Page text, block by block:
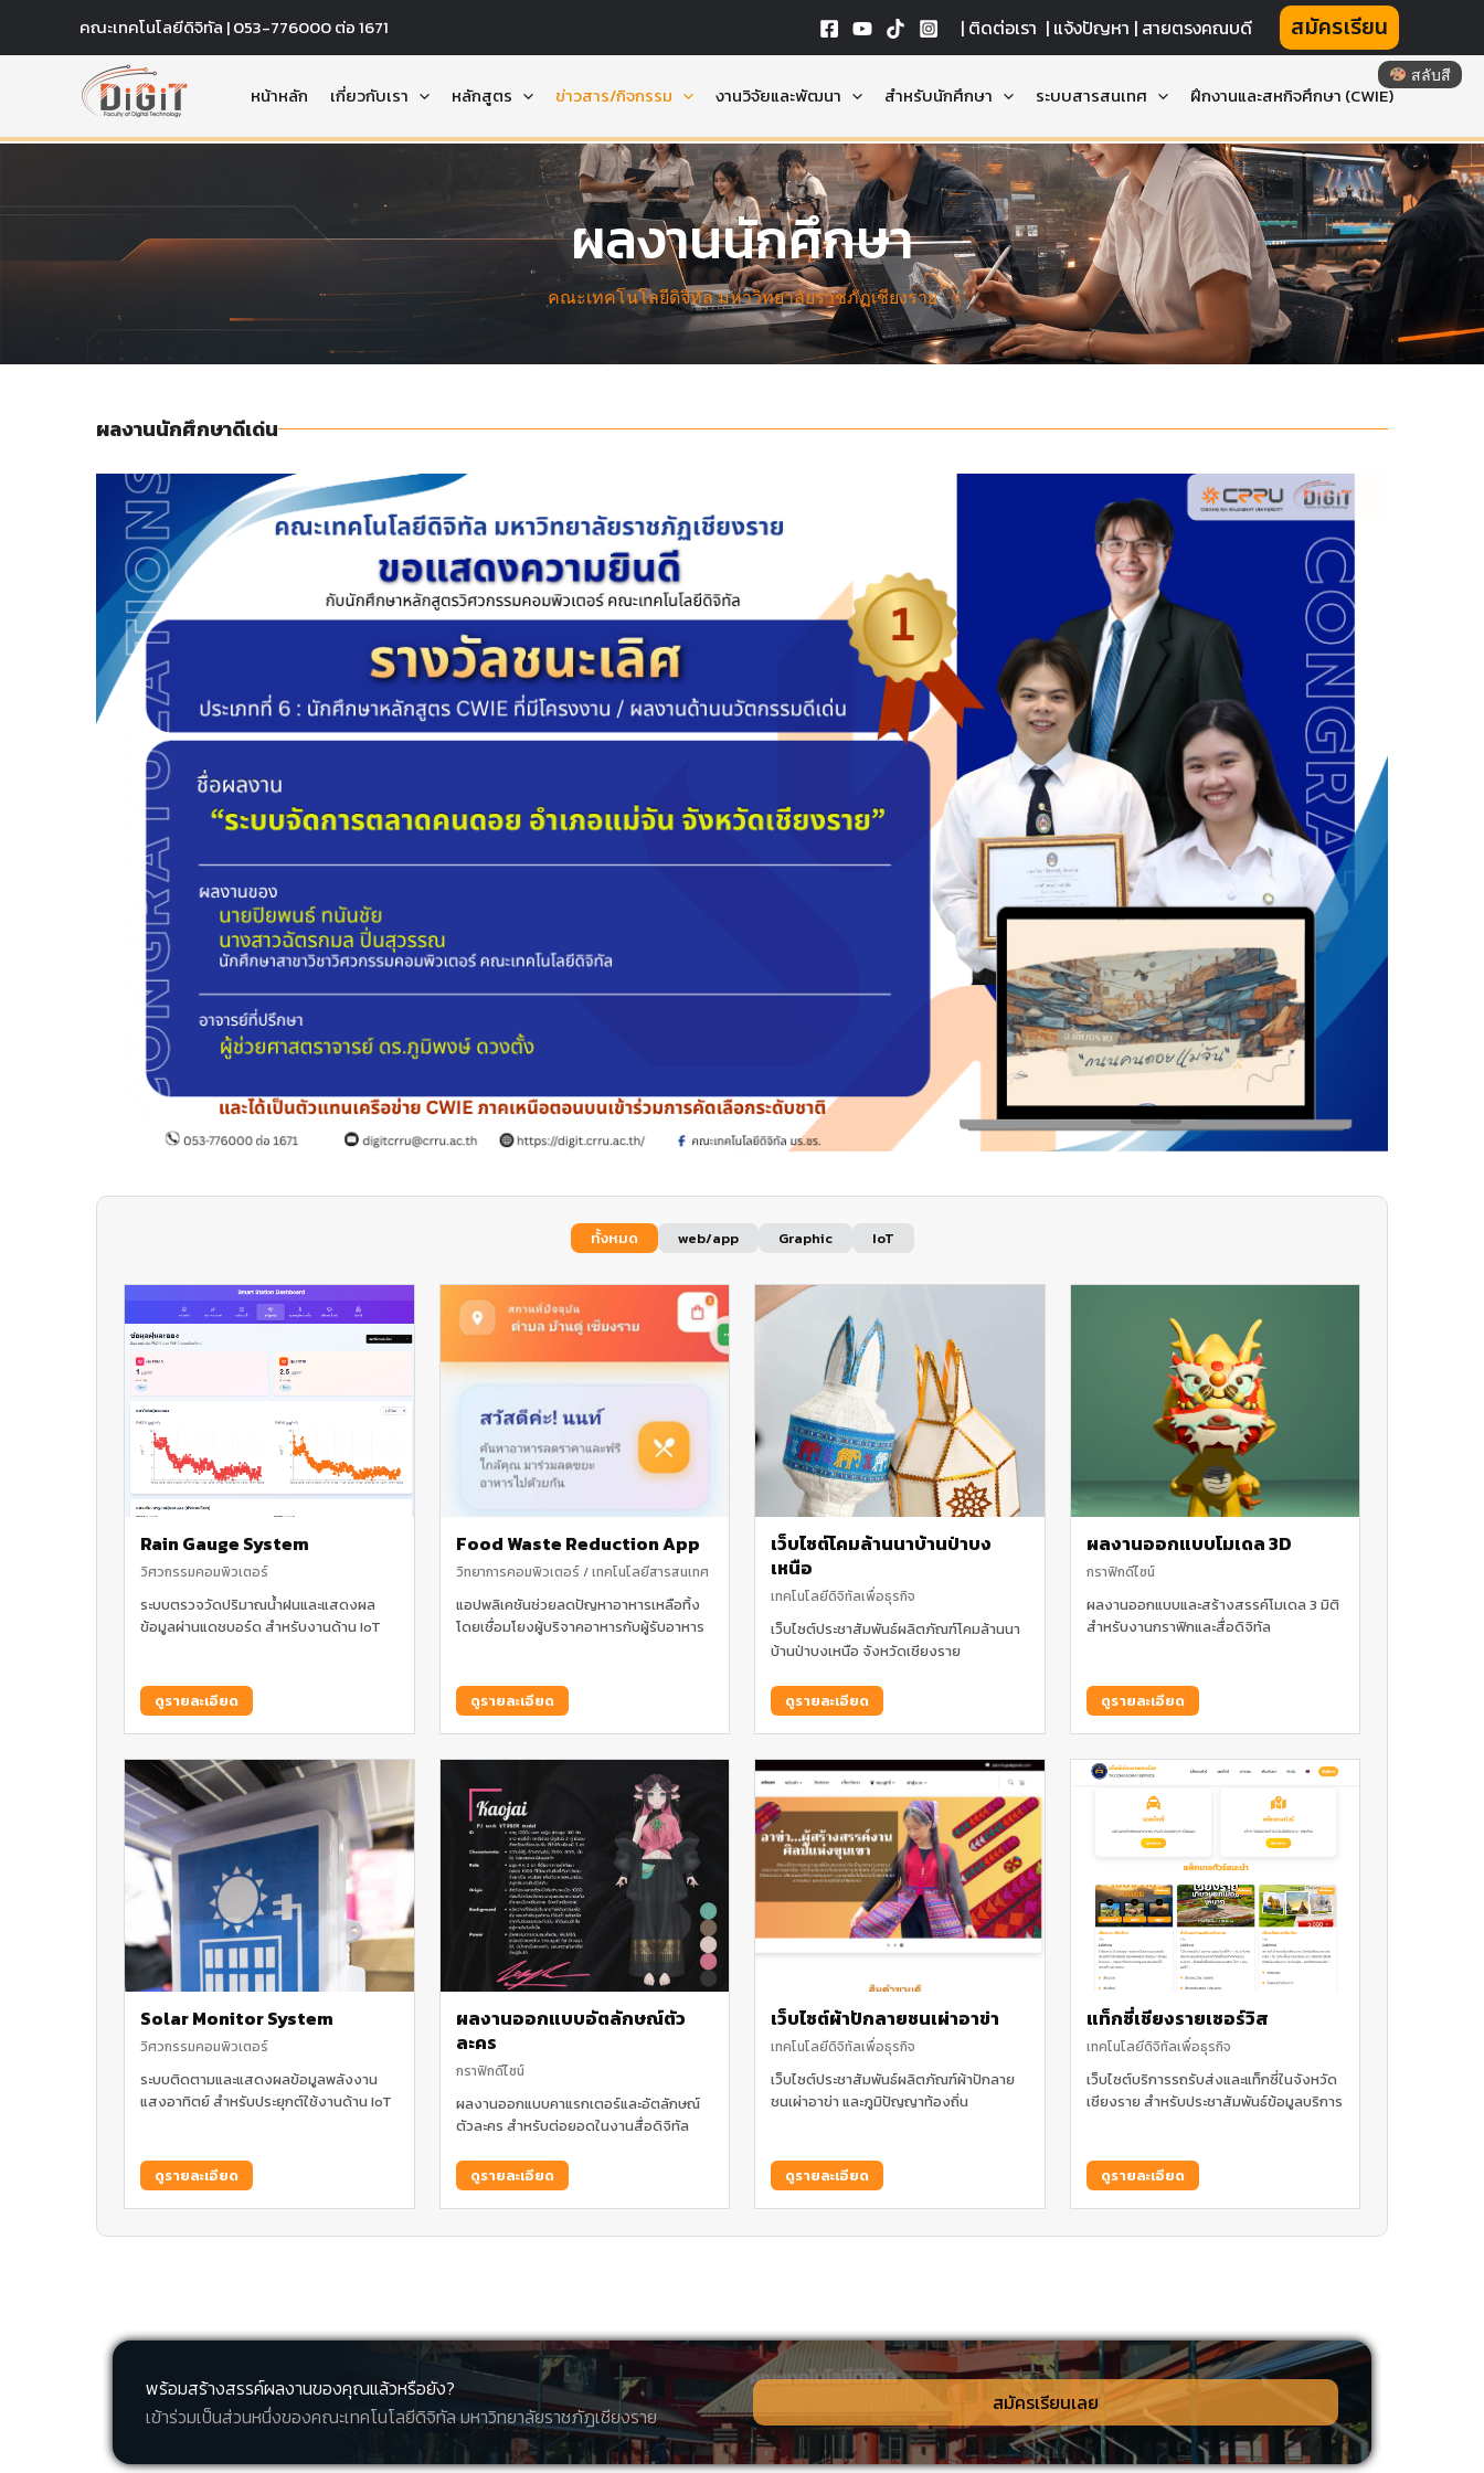
คณะเทคโนโลยีดิจิทัล | 053-776000 ต่อ 1671 | ติดต่อเรา | แจ้งปัญหา | สายตรงคณบดี สมัครเรียน
หน้าหลัก เกี่ยวกับเรา หลักสูตร ข่าวสาร/กิจกรรม งานวิจัยและพัฒนา สำหรับนักศึกษา ระบบสารสนเทศ ฝึกงานและสหกิจศึกษา (CWIE)
ผลงานนักศึกษา
คณะเทคโนโลยีดิจิทัล มหาวิทยาลัยราชภัฏเชียงราย
ผลงานนักศึกษาดีเด่น
ทั้งหมด web/app Graphic IoT
Rain Gauge System
วิศวกรรมคอมพิวเตอร์
ระบบตรวจวัดปริมาณน้ำฝนและแสดงผล
ข้อมูลผ่านแดชบอร์ด สำหรับงานด้าน IoT
ดูรายละเอียด
Food Waste Reduction App
วิทยาการคอมพิวเตอร์ / เทคโนโลยีสารสนเทศ
แอปพลิเคชันช่วยลดปัญหาอาหารเหลือทิ้ง
โดยเชื่อมโยงผู้บริจาคอาหารกับผู้รับอาหาร
ดูรายละเอียด
เว็บไซต์โคมล้านนาบ้านป่าบง
เหนือ
เทคโนโลยีดิจิทัลเพื่อธุรกิจ
เว็บไซต์ประชาสัมพันธ์ผลิตภัณฑ์โคมล้านนา
บ้านป่าบงเหนือ จังหวัดเชียงราย
ดูรายละเอียด
ผลงานออกแบบโมเดล 3D
กราฟิกดีไซน์
ผลงานออกแบบและสร้างสรรค์โมเดล 3 มิติ
สำหรับงานกราฟิกและสื่อดิจิทัล
ดูรายละเอียด
Solar Monitor System
วิศวกรรมคอมพิวเตอร์
ระบบติดตามและแสดงผลข้อมูลพลังงาน
แสงอาทิตย์ สำหรับประยุกต์ใช้งานด้าน IoT
ดูรายละเอียด
ผลงานออกแบบอัตลักษณ์ตัว
ละคร
กราฟิกดีไซน์
ผลงานออกแบบคาแรกเตอร์และอัตลักษณ์
ตัวละคร สำหรับต่อยอดในงานสื่อดิจิทัล
ดูรายละเอียด
เว็บไซต์ผ้าปักลายชนเผ่าอาข่า
เทคโนโลยีดิจิทัลเพื่อธุรกิจ
เว็บไซต์ประชาสัมพันธ์ผลิตภัณฑ์ผ้าปักลาย
ชนเผ่าอาข่า และภูมิปัญญาท้องถิ่น
ดูรายละเอียด
แท็กซี่เชียงรายเซอร์วิส
เทคโนโลยีดิจิทัลเพื่อธุรกิจ
เว็บไซต์บริการรถรับส่งและแท็กซี่ในจังหวัด
เชียงราย สำหรับประชาสัมพันธ์ข้อมูลบริการ
ดูรายละเอียด
พร้อมสร้างสรรค์ผลงานของคุณแล้วหรือยัง?
เข้าร่วมเป็นส่วนหนึ่งของคณะเทคโนโลยีดิจิทัล มหาวิทยาลัยราชภัฏเชียงราย
สมัครเรียนเลย
สลับสี